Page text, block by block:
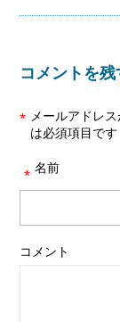
コメントを残
メールアドレ
*
は必須項目です
名前
*
コメント